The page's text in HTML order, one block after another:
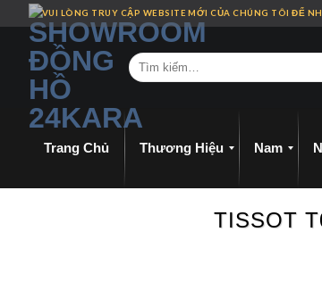
content
VUI LÒNG TRUY CẬP WEBSITE MỚI CỦA CHÚNG TÔI ĐỂ
Trang Chủ Thương Hiệu Nam
TISSOT